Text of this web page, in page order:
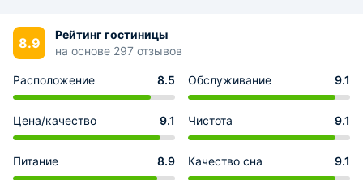
8.9
Рейтинг гостиницы
на основе 297 отзывов
Расположение 8.5 Обслуживание 9.1
Цена/качество 9.1 Чистота 9.1
Питание 8.9 Качество сна 9.1